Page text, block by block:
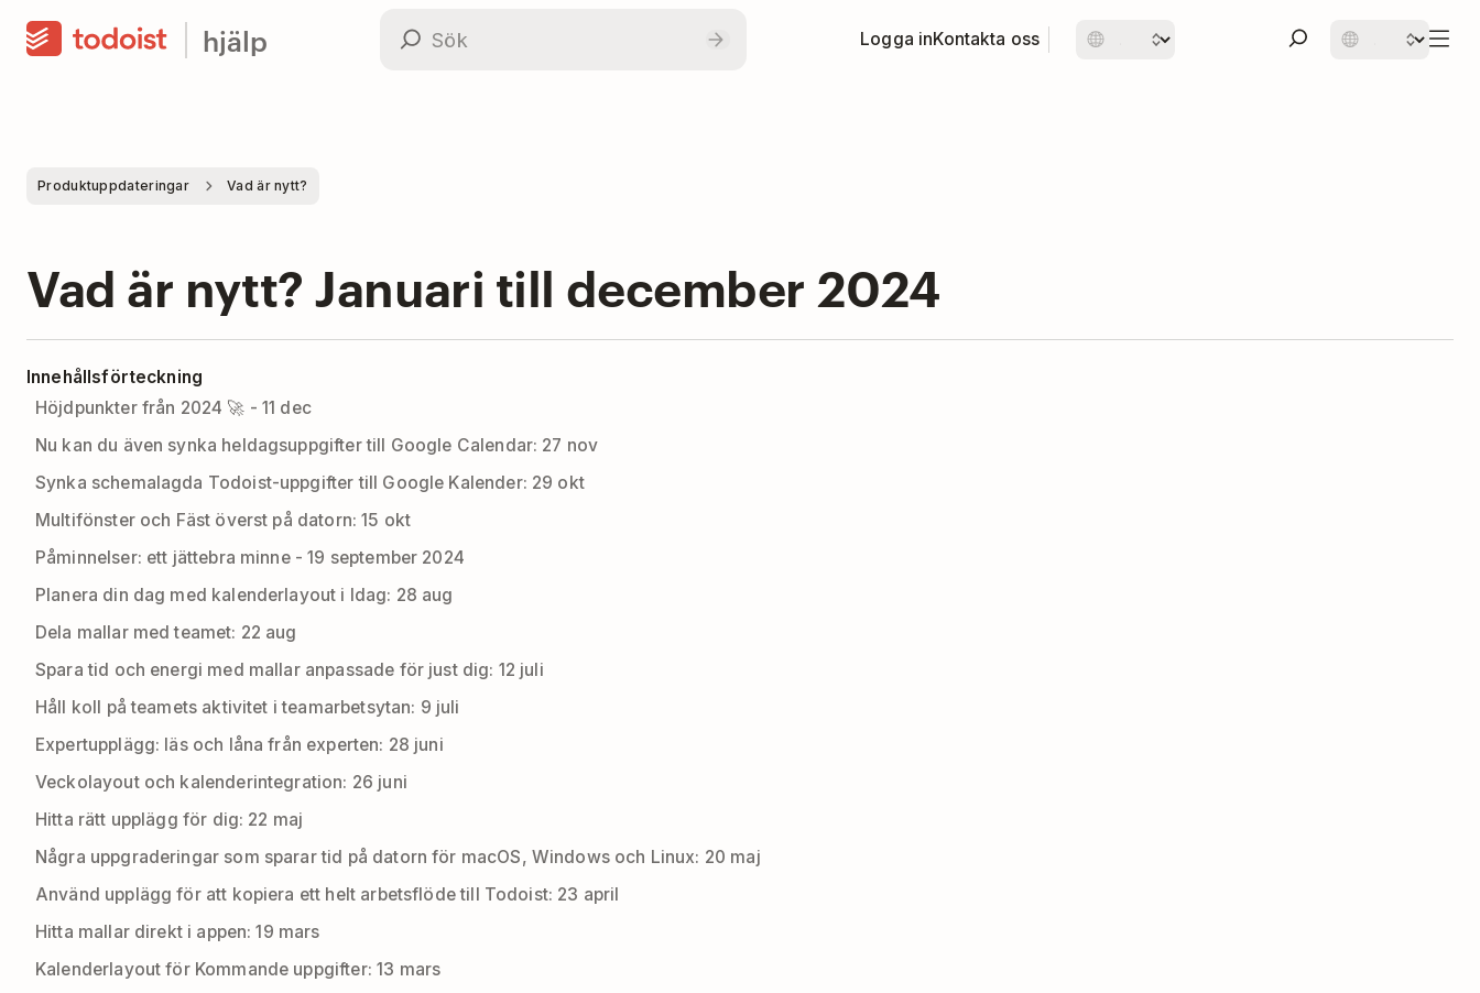
hjälp Logga inKontakta oss
Produktuppdateringar Vad är nytt?
Vad är nytt? Januari till december 2024
Innehållsförteckning
Höjdpunkter från 2024 🚀 - 11 dec
Nu kan du även synka heldagsuppgifter till Google Calendar: 27 nov
Synka schemalagda Todoist-uppgifter till Google Kalender: 29 okt
Multifönster och Fäst överst på datorn: 15 okt
Påminnelser: ett jättebra minne - 19 september 2024
Planera din dag med kalenderlayout i Idag: 28 aug
Dela mallar med teamet: 22 aug
Spara tid och energi med mallar anpassade för just dig: 12 juli
Håll koll på teamets aktivitet i teamarbetsytan: 9 juli
Expertupplägg: läs och låna från experten: 28 juni
Veckolayout och kalenderintegration: 26 juni
Hitta rätt upplägg för dig: 22 maj
Några uppgraderingar som sparar tid på datorn för macOS, Windows och Linux: 20 maj
Använd upplägg för att kopiera ett helt arbetsflöde till Todoist: 23 april
Hitta mallar direkt i appen: 19 mars
Kalenderlayout för Kommande uppgifter: 13 mars